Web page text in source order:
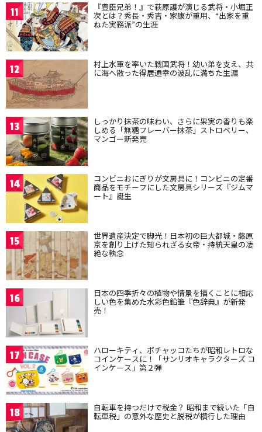
11 『豊臣兄弟！』で萩原護が演じる武将・小堀正
次とは？秀長・秀吉・家康が重用、“出家を重
ねた実務派”の生涯
12 村上水軍を率いた戦国武将！幼い弟を支え、共
に海へ散った得居通幸の波乱に満ちた生涯
13 しっかり抹茶の味わい、さらに果実の香りも楽
しめる「無糖フレーバー抹茶」ストロベリー、
マンゴー新発売
14 コンビニおにぎりが文房具に！コンビニの定番
商品をモチーフにした文房具シリーズ『ジムマ
ート』誕生
15 世界遺産決定で脚光！日本初の巨大都城・藤原
京を創り上げた知られざる女帝・持統天皇の凄
絶な執念
16 日本の四季折々の植物や情景を描くことに相応
しい色を集めた水彩色鉛筆『色辞典』が新発
売！
17 ハローキティ、ポチャッコたちが昭和レトロな
コインケースに！「サンリオキャラクターズ コ
インケース」第２弾
18 自転車を持つだけで税金？ 昭和まで続いた「自
転車税」の意外な歴史と脱税が横行した理由